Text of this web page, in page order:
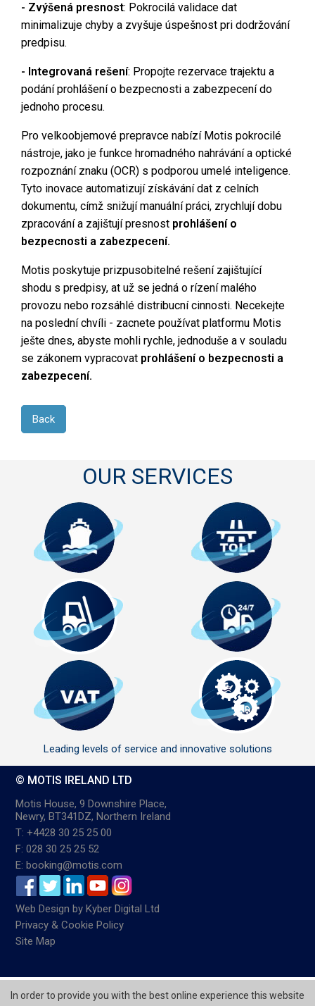
In order to provide you with the best online experience this website
- Zvýšená presnost: Pokrocilá validace dat
minimalizuje chyby a zvyšuje úspešnost pri dodržování
predpisu.
- Integrovaná rešení: Propojte rezervace trajektu a
podání prohlášení o bezpecnosti a zabezpecení do
jednoho procesu.
Pro velkoobjemové prepravce nabízí Motis pokrocilé
nástroje, jako je funkce hromadného nahrávání a optické
rozpoznání znaku (OCR) s podporou umelé inteligence.
Tyto inovace automatizují získávání dat z celních
dokumentu, címž snižují manuální práci, zrychlují dobu
zpracování a zajištují presnost prohlášení o
bezpecnosti a zabezpecení.
Motis poskytuje prizpusobitelné rešení zajištující
shodu s predpisy, at už se jedná o rízení malého
provozu nebo rozsáhlé distribucní cinnosti. Necekejte
na poslední chvíli - zacnete používat platformu Motis
ješte dnes, abyste mohli rychle, jednoduše a v souladu
se zákonem vypracovat prohlášení o bezpecnosti a
zabezpecení.
Back
OUR SERVICES
Leading levels of service and innovative solutions
© MOTIS IRELAND LTD
Motis House, 9 Downshire Place,
Newry, BT341DZ, Northern Ireland
T: +4428 30 25 25 00
F: 028 30 25 25 52
E: booking@motis.com
Web Design byKyber Digital Ltd
Privacy & Cookie Policy
Site Map